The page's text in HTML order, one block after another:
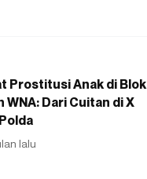
Prostitusi Anak di Blok
WNA: Dari Cuitan di X
lalu